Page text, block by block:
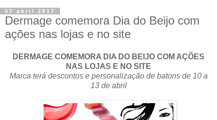
07 abril 2017
Dermage comemora Dia do Beijo com
ações nas lojas e no site
DERMAGE COMEMORA DIA DO BEIJO COM AÇÕES
NAS LOJAS E NO SITE
Marca terá descontos e personalização de batons de 10 a
13 de abril